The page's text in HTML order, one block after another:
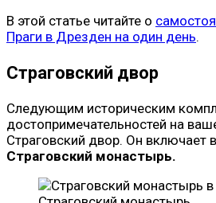
В этой статье читайте о
Праги в Дрезден на один день.
Страговский двор
Следующим историческим
достопримечательностей на
Страговский двор. Он включает
Страговский монастырь.